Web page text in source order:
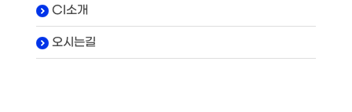
CI소개
오시는길